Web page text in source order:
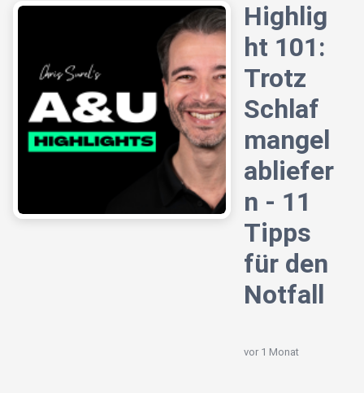
Highlig
ht 101:
Trotz
Schlaf
mangel
abliefer
n - 11
Tipps
für den
Notfall
vor 1 Monat